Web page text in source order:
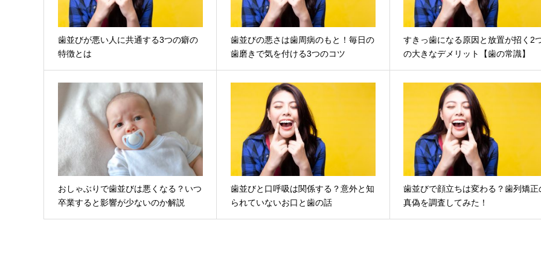
歯並びが悪い人に共通する3つの癖の
特徴とは
歯並びの悪さは歯周病のもと！毎日の
歯磨きで気を付ける3つのコツ
すきっ歯になる原因と放置が招く2
の大きなデメリット【歯の常識】
おしゃぶりで歯並びは悪くなる？いつ
卒業すると影響が少ないのか解説
歯並びと口呼吸は関係する？意外と知
られていないお口と歯の話
歯並びで顔立ちは変わる？歯列矯正
真偽を調査してみた！